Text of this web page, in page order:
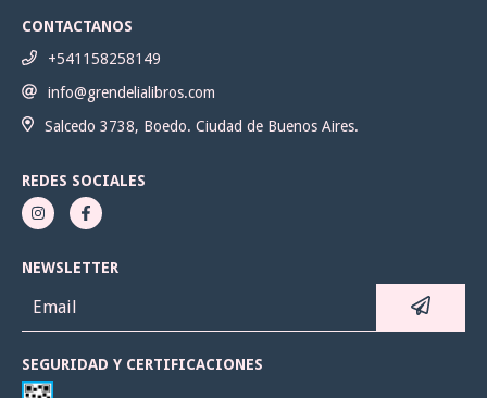
CONTACTANOS
+541158258149
info@grendelialibros.com
Salcedo 3738, Boedo. Ciudad de Buenos Aires.
REDES SOCIALES
NEWSLETTER
SEGURIDAD Y CERTIFICACIONES